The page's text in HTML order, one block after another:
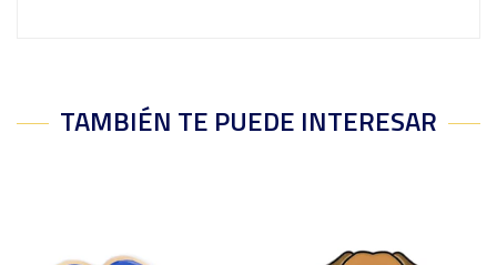
TAMBIÉN TE PUEDE INTERESAR